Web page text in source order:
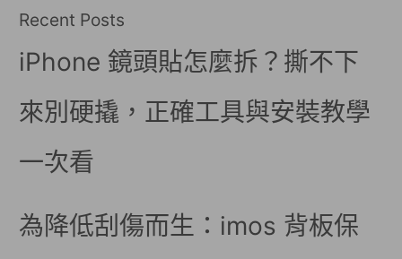
Recent Posts
iPhone 鏡頭貼怎麼拆？撕不下
來別硬撬，正確工具與安裝教學
一次看
為降低刮傷而生：imos 背板保